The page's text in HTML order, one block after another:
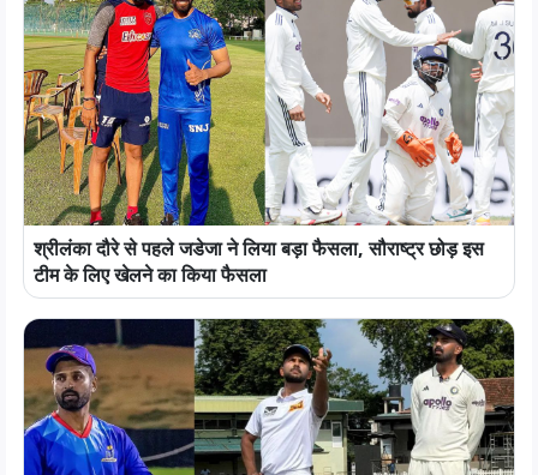
श्रीलंका दौरे से पहले जडेजा ने लिया बड़ा फैसला, सौराष्ट्र छोड़ इस
टीम के लिए खेलने का किया फैसला